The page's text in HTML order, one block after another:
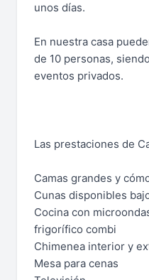
unos días.
En nuestra casa
de 10 personas,
eventos privados.
Las prestaciones de
Camas grandes y
Cunas disponibles
Cocina con
frigorífico combi
Chimenea interior y
Mesa para cenas